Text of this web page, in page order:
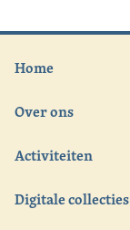
Home
Over ons
Activiteiten
Digitale collecties